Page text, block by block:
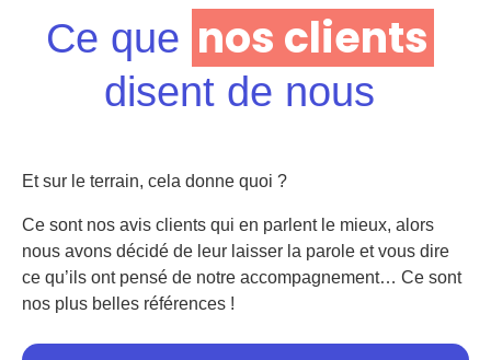
Ce que nos clients
disent de nous
Et sur le terrain, cela donne quoi ?
Ce sont nos avis clients qui en parlent le mieux, alors
nous avons décidé de leur laisser la parole et vous dire
ce qu’ils ont pensé de notre accompagnement… Ce sont
nos plus belles références !